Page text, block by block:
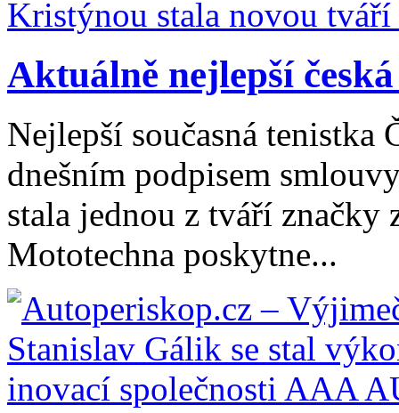
Aktuálně nejlepší
Nejlepší současná tenistka
dnešním podpisem
stala jednou z tváří značky
Mototechna poskytne...